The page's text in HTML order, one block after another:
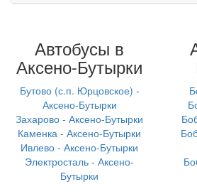
Автобусы в
Аксено-Бутырки
Бутово (с.п. Юрцовское) -
Аксено-Бутырки
Захарово - Аксено-Бутырки
Каменка - Аксено-Бутырки
Ивлево - Аксено-Бутырки
Электросталь - Аксено-
Бутырки